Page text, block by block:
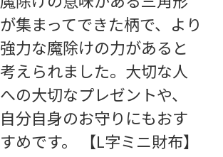
が集まってできた柄で、より
強力な魔除けの力があると
考えられました。大切な人
への大切なプレゼントや、
自分自身のお守りにもおす
すめです。 【L字ミニ財布】